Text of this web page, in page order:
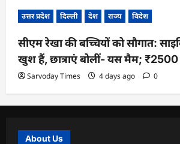
उत्तर प्रदेश दिल्ली देश राज्य विदेश
सीएम रेखा की बच्चियों को सौगात:
खुश हैं, छात्राएं बोलीं- यस मैम; ₹2500
Sarvoday Times 4 days ago 0
About Us